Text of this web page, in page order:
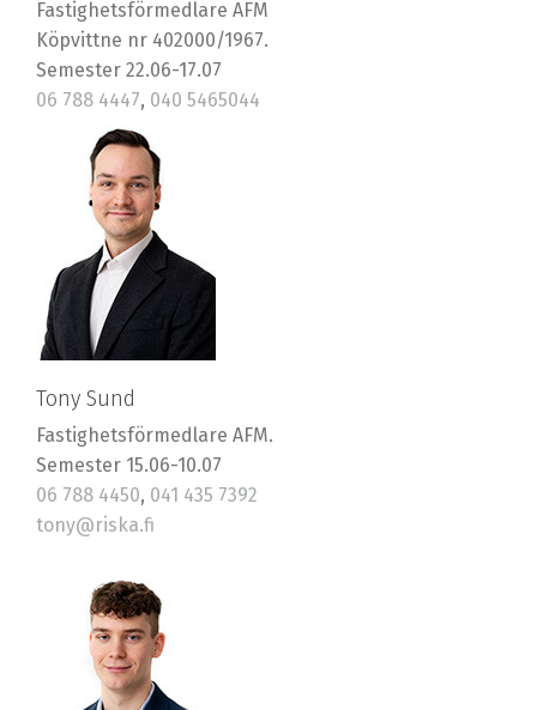
Fastighetsförmedlare AFM
Köpvittne nr 402000/1967.
Semester 22.06-17.07
06 788 4447, 040 5465044
robin@riska.fi
Tony Sund
Fastighetsförmedlare AFM.
Semester 15.06-10.07
06 788 4450, 041 435 7392
tony@riska.fi